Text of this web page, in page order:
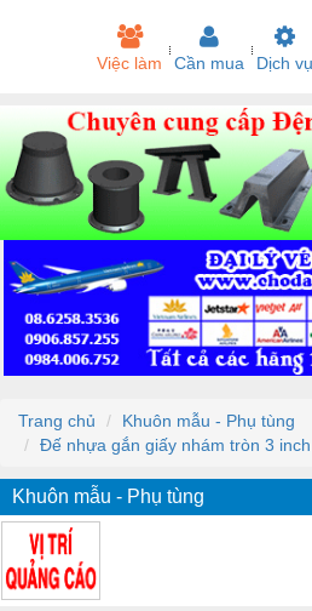
Việc làm Cần mua Dịch vụ
Trang chủ
Khuôn mẫu - Phụ tùng
Đế nhựa gắn giấy nhám tròn 3
Khuôn mẫu - Phụ tùng